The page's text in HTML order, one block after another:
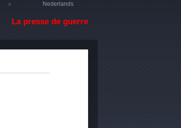
Nederlands
La presse de guerre